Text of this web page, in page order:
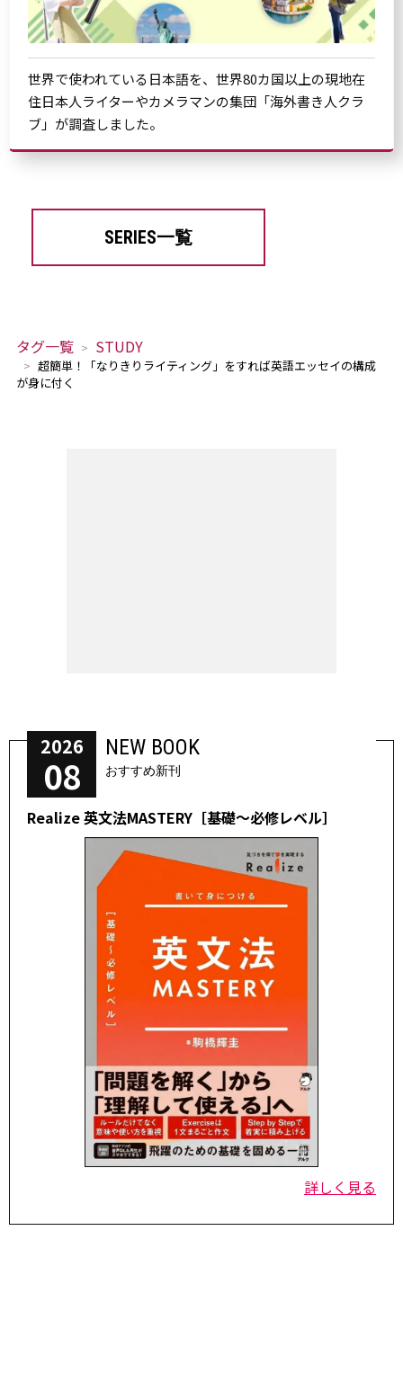
世界で使われている日本語を、世界80カ国以上の現地在
住日本人ライターやカメラマンの集団「海外書き人クラ
ブ」が調査しました。
SERIES一覧
タグ一覧 STUDY
超簡単！「なりきりライティング」をすれば英語エッセイの構成
が身に付く
2026
08
NEW BOOK
おすすめ新刊
Realize 英文法MASTERY［基礎～必修レベル］
詳しく見る